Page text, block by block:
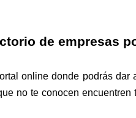
de empresas
online donde podrás dar
no te conocen